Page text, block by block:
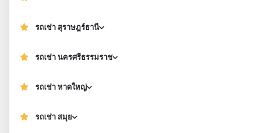
รถเช่า สุราษฎร์ธานี
รถเช่า นครศรีธรรมราช
รถเช่า หาดใหญ่
รถเช่า สมุย